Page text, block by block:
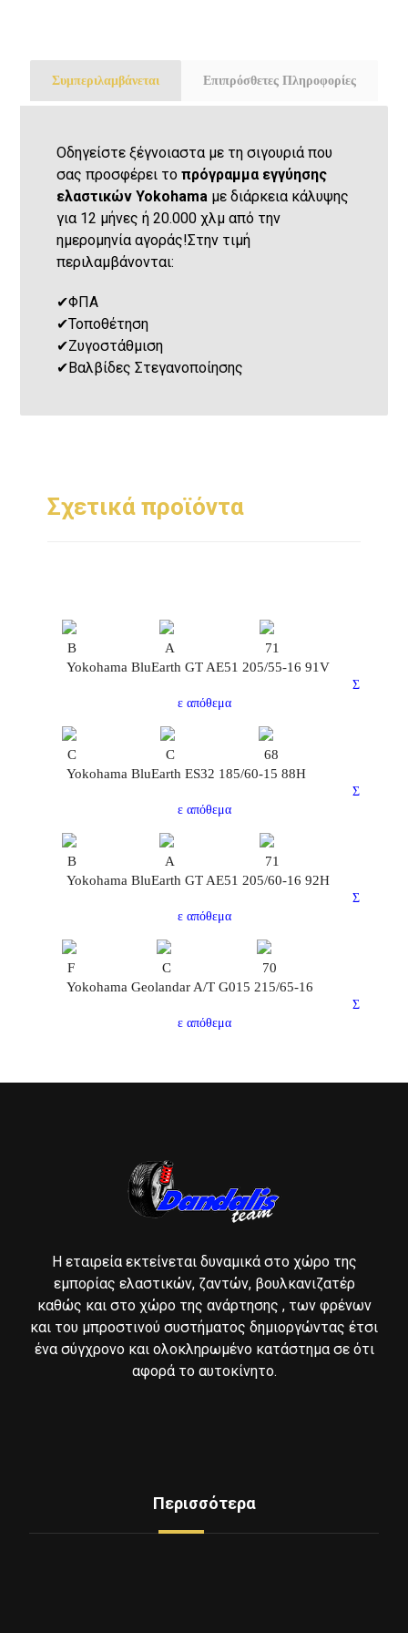
Συμπεριλαμβάνεται Επιπρόσθετες Πληροφορίες
Οδηγείστε ξέγνοιαστα με τη σιγουριά που
σας προσφέρει τοπρόγραμμα εγγύησης
ελαστικών Yokohama με διάρκεια κάλυψης
για 12 μήνες ή 20.000 χλμ από την
ημερομηνία αγοράς!Στην τιμή
περιλαμβάνονται:
✔ΦΠΑ
✔Τοποθέτηση
✔Ζυγοστάθμιση
✔Βαλβίδες Στεγανοποίησης
Σχετικά προϊόντα
B A
71
Yokohama BluEarth GT AE51 205/55-16 91V
Σ
ε απόθεμα
C C
68
Yokohama BluEarth ES32 185/60-15 88H
Σ
ε απόθεμα
B A
71
Yokohama BluEarth GT AE51 205/60-16 92H
Σ
ε απόθεμα
F C
70
Yokohama Geolandar A/T G015 215/65-16
Σ
ε απόθεμα
Η εταιρεία εκτείνεται δυναμικά στο χώρο της
εμπορίας ελαστικών, ζαντών, βουλκανιζατέρ
καθώς και στο χώρο της ανάρτησης , των φρένων
και του μπροστινού συστήματος δημιοργώντας έτσι
ένα σύγχρονο και ολοκληρωμένο κατάστημα σε ότι
αφορά το αυτοκίνητο.
Περισσότερα